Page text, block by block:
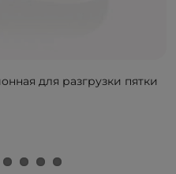
для разгрузки пятки